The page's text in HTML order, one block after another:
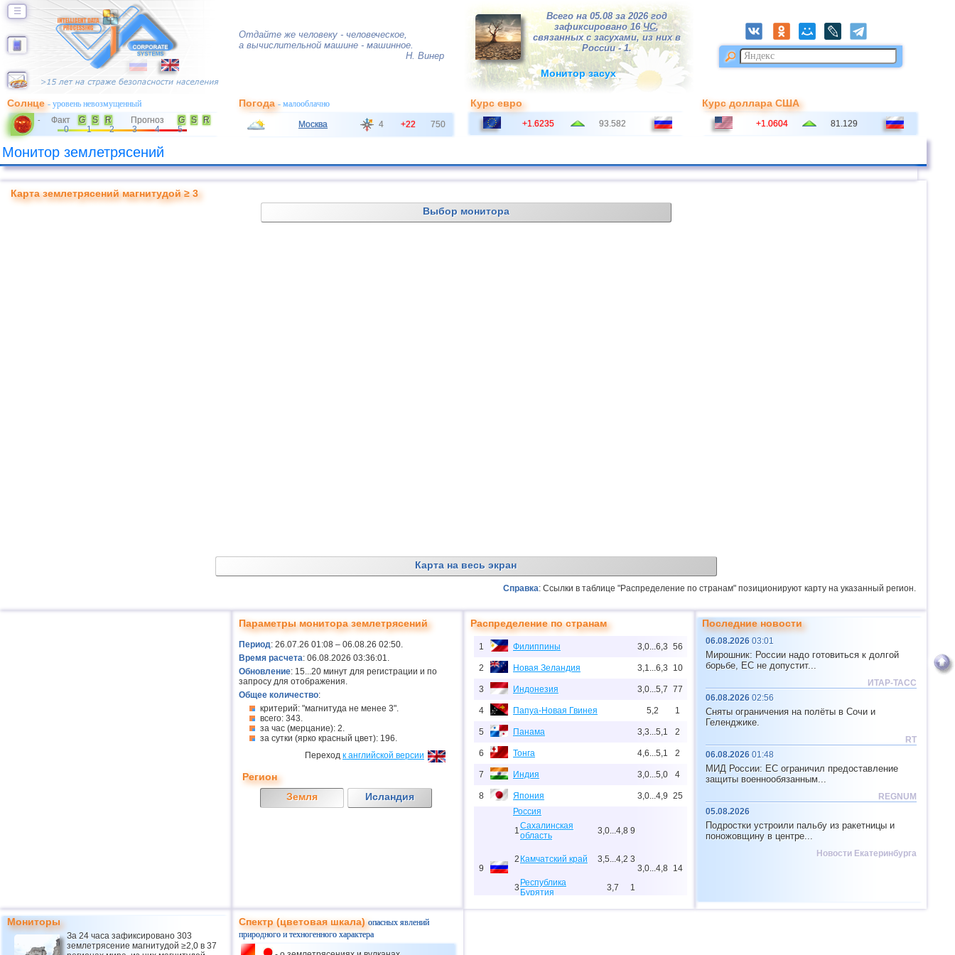
☰
Отдайте же человеку - человеческое,
а вычислительной машине - машинное.
Н. Винер
Всего на 05.08 за 2026 год
зафиксировано 16ЧС,
связанных с засухами, из них в
России - 1.
Монитор засух
Солнце- уровень невозмущенный
- Факт G S R Прогноз G S
R
0
1 2 3 4 5
Погода- малооблачно
Москва 4 +22 750
Курс евро
+1.6235 93.582
Курс доллара США
+1.0604 81.129
Монитор землетрясений
Карта землетрясений магнитудой ≥ 3
Выбор монитора
Карта на весь экран
Справка: Ссылки в таблице "Распределение по странам" позиционируют карту на указанный регион.
Параметры монитора землетрясений
Период: 26.07.26 01:08 – 06.08.26 02:50.
Время расчета: 06.08.2026 03:36:01.
Обновление: 15...20 минут для регистрации и по
запросу для отображения.
Общее количество:
критерий: "магнитуда не менее 3".
всего: 343.
за час (мерцание): 2.
за сутки (ярко красный цвет): 196.
Переход к английской версии
Регион
Земля
Исландия
Распределение по странам
1 Филиппины 3,0...6,3 56
2 Новая Зеландия 3,1...6,3 10
3 Индонезия 3,0...5,7 77
4 Папуа-Новая Гвинея 5,2 1
5 Панама 3,3...5,1 2
6 Тонга 4,6...5,1 2
7 Индия 3,0...5,0 4
8 Япония 3,0...4,9 25
9
Россия
1Сахалинская
область
3,0...4,8 9
2 Камчатский край 3,5...4,2 3
3 Республика
Бурятия
3,7 1
Чеченская
3,0...4,8 14
Последние новости
06.08.2026 03:01
Мирошник: России надо готовиться к долгой
борьбе, ЕС не допустит...
ИТАР-ТАСС
06.08.2026 02:56
Сняты ограничения на полёты в Сочи и
Геленджике.
RT
06.08.2026 01:48
МИД России: ЕС ограничил предоставление
защиты военнообязанным...
REGNUM
05.08.2026
Подростки устроили пальбу из ракетницы и
поножовщину в центре...
Новости Екатеринбурга
Мониторы
За 24 часа зафиксировано 303
землетрясение магнитудой ≥2,0 в 37
Спектр (цветовая шкала)опасных явлений
природного и техногенного характера